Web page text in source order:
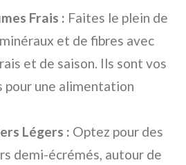
Frais : Faites le plein de
et de fibres avec
et de saison. Ils sont vos
pour une alimentation
Légers : Optez pour des
demi-écrémés, autour de